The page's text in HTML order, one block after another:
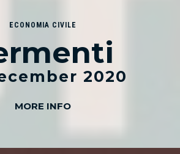
ECONOMIA CIVILE
2020
MORE INFO